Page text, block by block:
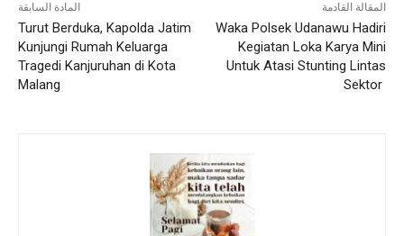
المادة السابقة
Turut Berduka, Kapolda Jatim
Kunjungi Rumah Keluarga
Tragedi Kanjuruhan di Kota
Malang
المقالة القادمة
Waka Polsek Udanawu Hadiri
Kegiatan Loka Karya Mini
Untuk Atasi Stunting Lintas
Sektor